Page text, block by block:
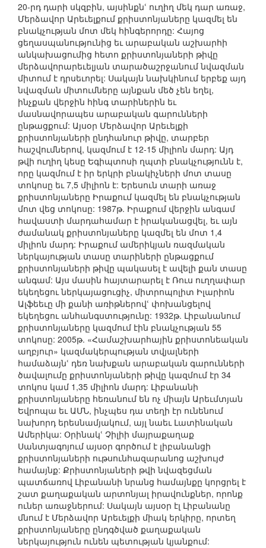
20-րդ դարի սկզբին, այսինքնՙ ուղիղ մեկ դար առաջ,
Մերձավոր Արեւելքում քրիստոնյաները կազմել են
բնակչության մոտ մեկ հինգերորդը: Հայոց
ցեղասպանությունից եւ արաբական աշխարհի
անկախացումից հետո քրիստոնյաների թիվը
մերձավորարեւելյան տարածաշրջանում նվազման
միտում է դրսեւորել: Սակայն նախկինում երբեք այդ
նվազման միտումները այնքան մեծ չեն եղել,
ինչքան վերջին հինգ տարիներին եւ
մասնավորապես արաբական գարունների
ընթացքում: Այսօր Մերձավոր Արեւելքի
քրիստոնյաների ընդհանուր թիվը, տարբեր
հաշվումներով, կազմում է 12-15 միլիոն մարդ: Այդ
թվի ուղիղ կեսը Եգիպտոսի ղպտի բնակչությունն է,
որը կազմում է իր երկրի բնակիչների մոտ տասը
տոկոսը եւ 7,5 միլիոն է: Երեսուն տարի առաջ
քրիստոնյաները Իրաքում կազմել են բնակչության
մոտ վեց տոկոսը: 1987թ. Իրաքում վերջին անգամ
հավաստի մարդահամար է իրականացվել, եւ այն
ժամանակ քրիստոնյաները կազմել են մոտ 1,4
միլիոն մարդ: Իրաքում ամերիկյան ռազմական
ներկայության տասը տարիների ընթացքում
քրիստոնյաների թիվը պակասել է ավելի քան տասը
անգամ: Այս մասին հայտարարել է Ռուս ուղղափար
եկեղեցու ներկայացուցիչ, միտրոպոլիտ Իլարիոն
Ալֆեեւը մի քանի առիթներովՙ փոխանցելով
եկեղեցու անհանգստությունը: 1932թ. Լիբանանում
քրիստոնյաները կազմում էին բնակչության 55
տոկոսը: 2005թ. «Համաշխարհային քրիստոնեական
աղբյուր» կազմակերպության տվյալների
համաձայնՙ դեռ նախքան արաբական գարունների
ծավալումը քրիստոնյաների թիվը կազմում էր 34
տոկոս կամ 1,35 միլիոն մարդ: Լիբանանի
քրիստոնյաները հեռանում են ոչ միայն Արեւմտյան
Եվրոպա եւ ԱՄՆ, ինչպես դա տեղի էր ունենում
նախորդ երեսնամյակում, այլ նաեւ Լատինական
Ամերիկա: Օրինակՙ Չիլիի մայրաքաղաք
Սանտյագոյում այսօր գործում է լիբանանցի
քրիստոնյաների ութսունհազարանոց աշխույժ
համայնք: Քրիստոնյաների թվի նվազեցման
պատճառով Լիբանանի նրանց համայնքը կորցրել է
շատ քաղաքական արտոնյալ իրավունքներ, որոնք
ուներ առաջներում: Սակայն այսօր էլ Լիբանանը
մնում է Մերձավոր Արեւելքի միակ երկիրը, որտեղ
քրիստոնյաները ընդգծված քաղաքական
ներկայություն ունեն պետության կյանքում: